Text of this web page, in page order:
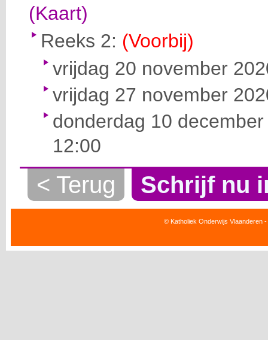
(Kaart)
Reeks 2: (Voorbij)
vrijdag 20 november
vrijdag 27 november
donderdag 10
12:00
< Terug Schrijf nu
© Katholiek Onderwijs Vlaanderen